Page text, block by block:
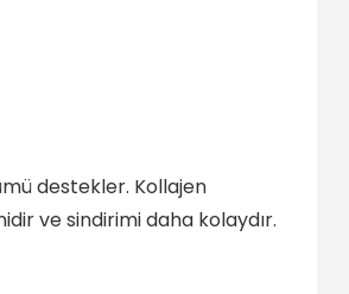
destekler. Kollajen
ve sindirimi daha kolaydır.